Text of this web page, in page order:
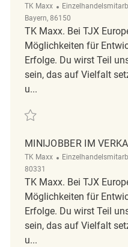
TK Maxx Kategorie
Bayern, 86150
TK Maxx. Bei TJX
Möglichkeiten für
Erfolge. Du wirst Teil
sein, das auf Vielfalt
u...
Retten Minijobber im
MINIJOBBER IM
TK Maxx Kategorie
80331
TK Maxx. Bei TJX
Möglichkeiten für
Erfolge. Du wirst Teil
sein, das auf Vielfalt
u...